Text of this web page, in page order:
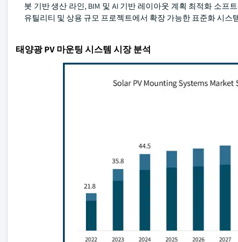
봇 기반 생산 라인, BIM 및 AI 기반 레이아웃 계획 최적화 소
유틸리티 및 상용 규모 프로젝트에서 확장 가능한 표준화 시
태양광 PV 마운팅 시스템 시장 분석